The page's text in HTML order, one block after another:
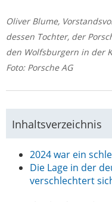
Oliver Blume,
dessen Tochter, der
den Wolfsburgern in der
Foto: Porsche AG
Inhaltsverzeichnis
2024 war ein
Die Lage in der
verschlechtert